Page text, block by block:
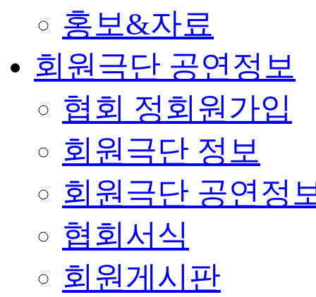
홍보&자료
회원극단 공연정보
협회 정회원가입
회원극단 정보
회원극단 공연정
협회서식
회원게시판